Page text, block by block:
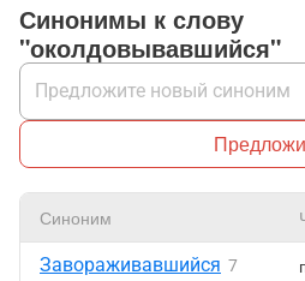
Синонимы к слову
"околдовывавшийся"
Синоним
Завораживавшийся 7